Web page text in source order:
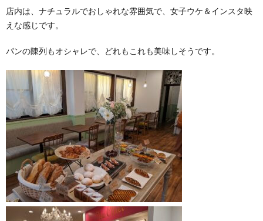
店内は、ナチュラルでおしゃれな雰囲気で、女子ウケ＆インスタ映
えな感じです。
パンの陳列もオシャレで、どれもこれも美味しそうです。